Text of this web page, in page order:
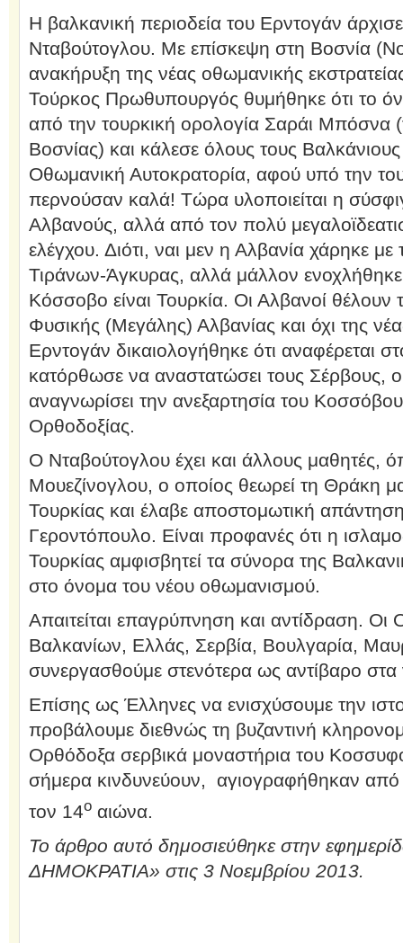
Η βαλκανική περιοδεία του Ερντογάν
Νταβούτογλου. Με επίσκεψη στη Βοσνία
ανακήρυξη της νέας οθωμανικής
Τούρκος Πρωθυπουργός θυμήθηκε ότι το
από την τουρκική ορολογία Σαράι Μπόσνα
Βοσνίας) και κάλεσε όλους τους
Οθωμανική Αυτοκρατορία, αφού υπό την
περνούσαν καλά! Τώρα υλοποιείται η
Αλβανούς, αλλά από τον πολύ
ελέγχου. Διότι, ναι μεν η Αλβανία χάρηκε
Τιράνων-Άγκυρας, αλλά μάλλον
Κόσσοβο είναι Τουρκία. Οι Αλβανοί
Φυσικής (Μεγάλης) Αλβανίας και όχι της
Ερντογάν δικαιολογήθηκε ότι αναφέρεται
κατόρθωσε να αναστατώσει τους Σέρβους,
αναγνωρίσει την ανεξαρτησία του
Ορθοδοξίας.
Ο Νταβούτογλου έχει και άλλους μαθητές,
Μουεζίνογλου, ο οποίος θεωρεί τη Θράκη
Τουρκίας και έλαβε αποστομωτική
Γεροντόπουλο. Είναι προφανές ότι η
Τουρκίας αμφισβητεί τα σύνορα της
στο όνομα του νέου οθωμανισμού.
Απαιτείται επαγρύπνηση και αντίδραση.
Βαλκανίων, Ελλάς, Σερβία, Βουλγαρία,
συνεργασθούμε στενότερα ως αντίβαρο
Επίσης ως Έλληνες να ενισχύσουμε την
προβάλουμε διεθνώς τη βυζαντινή
Ορθόδοξα σερβικά μοναστήρια του
σήμερα κινδυνεύουν, αγιογραφήθηκαν από
τον 14οαιώνα.
Το άρθρο αυτό δημοσιεύθηκε στην
ΔΗΜΟΚΡΑΤΙΑ» στις 3 Νοεμβρίου 2013.